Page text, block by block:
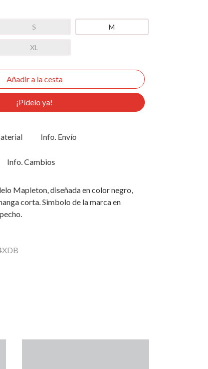
S M
XL
¡Pídelo ya!
Info. Envío
Info. Cambios
Mapleton, diseñada en color negro,
corta. Simbolo de la marca en